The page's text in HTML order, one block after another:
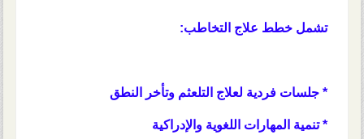
تشمل خطط علاج التخاطب:
* جلسات فردية لعلاج التلعثم وتأخر النطق
* تنمية المهارات اللغوية والإدراكية